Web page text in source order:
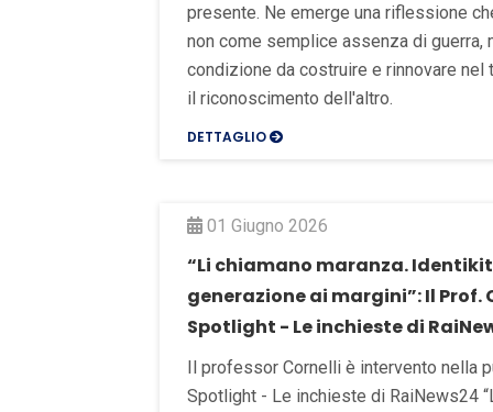
presente. Ne emerge una riflessione
non come semplice assenza di guerra,
condizione da costruire e rinnovare nel
il riconoscimento dell'altro.
DETTAGLIO
01 Giugno 2026
“Li chiamano maranza.
generazione ai margini”: Il Prof.
Spotlight - Le inchieste di
Il professor Cornelli è intervento nella
Spotlight - Le inchieste di RaiNews24